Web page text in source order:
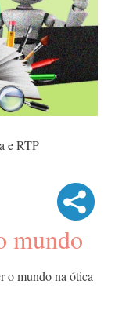
e RTP
mundo
o mundo na ótica